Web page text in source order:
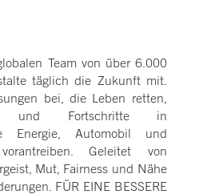
Team von über 6.000
täglich die Zukunft mit.
bei, die Leben retten,
und Fortschritte in
Energie, Automobil und
vorantreiben. Geleitet von
Mut, Fairness und Nähe
FÜR EINE BESSERE